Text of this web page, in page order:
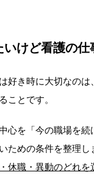
いけど看護の
好き時に大切なの
ことです。
心を「今の職場を
ための条件を整理し
休職・異動のどれを